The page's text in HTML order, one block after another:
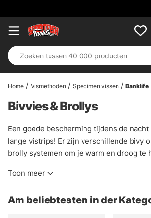
Home Vismethoden Specimen vissen Banklife
Bivvies & Brollys
Een goede bescherming tijdens de nacht
lange vistrips! Er zijn verschillende bivy
brolly systemen om je warm en droog te
optie is het beste voor jou? Dat hangt
een bivvy (brolly) wellicht de beste optie,
Toon meer
Am beliebtesten in der